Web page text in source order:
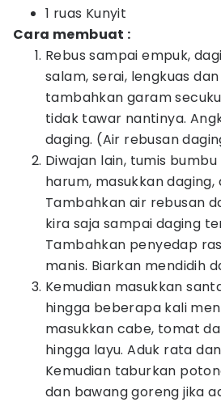
1 ruas Kunyit
Cara membuat :
Rebus sampai empuk,
salam, serai, lengkuas
tambahkan garam
tidak tawar nantinya.
daging. (Air rebusan
Diwajan lain, tumis
harum, masukkan daging,
Tambahkan air rebusan
kira saja sampai daging
Tambahkan penyedap
manis. Biarkan mendidih
Kemudian masukkan
hingga beberapa kali
masukkan cabe, tomat
hingga layu. Aduk rata
Kemudian taburkan
dan bawang goreng jika